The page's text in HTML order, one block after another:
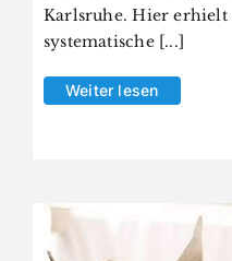
Karlsruhe. Hier erhielt
systematische [...]
Weiter lesen